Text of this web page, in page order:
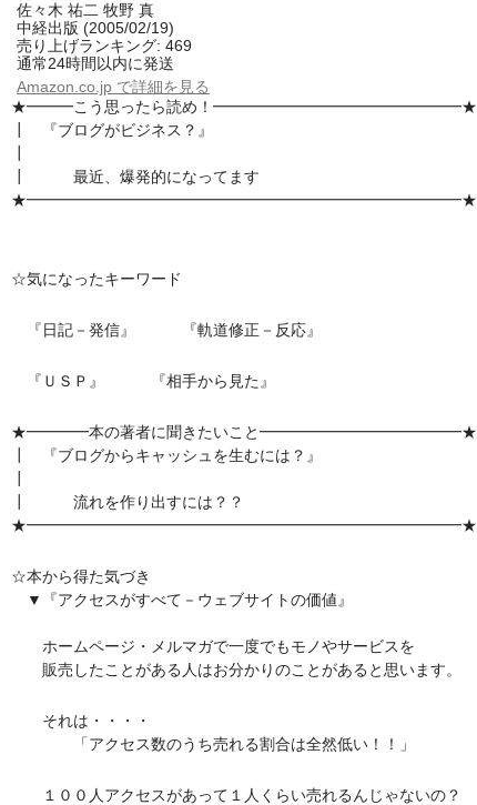
佐々木 祐二 牧野 真
中経出版 (2005/02/19)
売り上げランキング: 469
通常24時間以内に発送
Amazon.co.jp で詳細を見る
★━━━こう思ったら読め！━━━━━━━━━━━━━━━━★
┃ 『ブログがビジネス？』
┃ 最近、爆発的になってます
★━━━━━━━━━━━━━━━━━━━━━━━━━━━━★
☆気になったキーワード
『日記－発信』 『軌道修正－反応』
『ＵＳＰ』 『相手から見た』
★━━━━本の著者に聞きたいこと━━━━━━━━━━━━━★
┃ 『ブログからキャッシュを生むには？』
┃ 流れを作り出すには？？
★━━━━━━━━━━━━━━━━━━━━━━━━━━━━★
☆本から得た気づき
▼『アクセスがすべて－ウェブサイトの価値』
ホームページ・メルマガで一度でもモノやサービスを
販売したことがある人はお分かりのことがあると思います。
それは・・・・
「アクセス数のうち売れる割合は全然低い！！」
１００人アクセスがあって１人くらい売れるんじゃないの？